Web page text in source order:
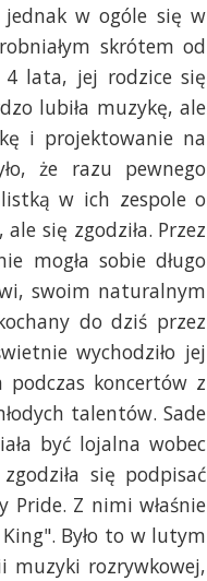
w ogóle się w
skrótem od
4 lata, jej rodzice się
lubiła muzykę, ale
i projektowanie na
że razu pewnego
w ich zespole o
się zgodziła. Przez
mogła sobie długo
swoim naturalnym
do dziś przez
wychodziło jej
podczas koncertów z
talentów. Sade
być lojalna wobec
się podpisać
Z nimi właśnie
Było to w lutym
muzyki rozrywkowej,